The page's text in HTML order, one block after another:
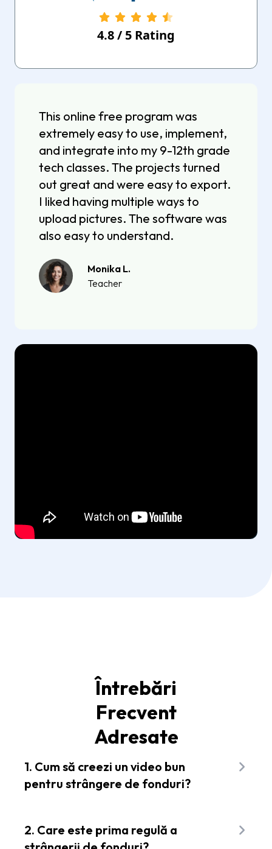
4.8/ 5 Rating
This online free program was
extremely easy to use, implement,
and integrate into my 9-12th grade
tech classes. The projects turned
out great and were easy to export.
I liked having multiple ways to
upload pictures. The software was
also easy to understand.
Monika L.
Teacher
Întrebări
Frecvent
Adresate
1. Cum să creezi un video bun
pentru strângere de fonduri?
un mesaj și toate detaliile pe care un donator sau
sponsor trebuie să le știe. Folosește puterea
2. Care este prima regulă a